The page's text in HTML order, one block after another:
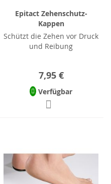
Epitact Zehenschutz-
Kappen
Schützt die Zehen vor Druck
und Reibung
7,95 €
Verfügbar